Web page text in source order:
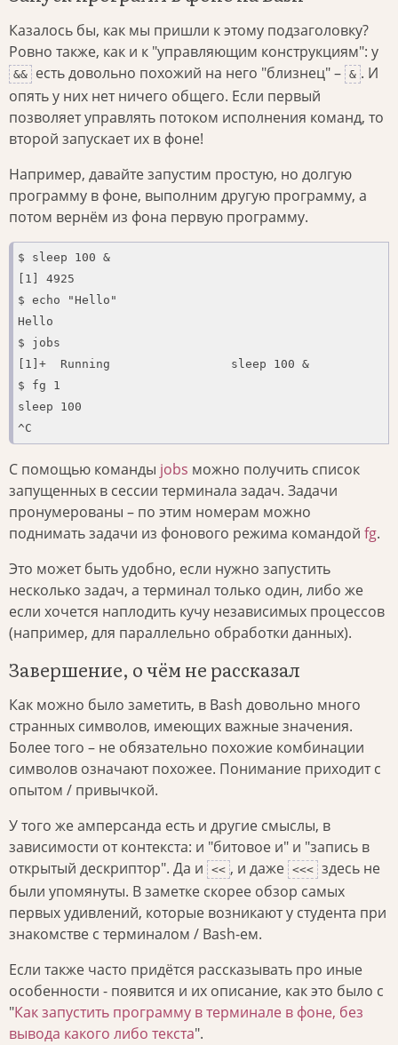
Казалось бы, как мы пришли к этому подзаголовку?
Ровно также, как и к "управляющим конструкциям": у
&& есть довольно похожий на него "близнец" – & . И
опять у них нет ничего общего. Если первый
позволяет управлять потоком исполнения команд, то
второй запускает их в фоне!
Например, давайте запустим простую, но долгую
программу в фоне, выполним другую программу, а
потом вернём из фона первую программу.
$ sleep 100 &
[1] 4925
$ echo "Hello"
Hello
$ jobs
[1]+  Running                 sleep 100 &
$ fg 1
sleep 100
^C
С помощью команды jobs можно получить список
запущенных в сессии терминала задач. Задачи
пронумерованы – по этим номерам можно
поднимать задачи из фонового режима командой fg.
Это может быть удобно, если нужно запустить
несколько задач, а терминал только один, либо же
если хочется наплодить кучу независимых процессов
(например, для параллельно обработки данных).
Завершение, о чём не рассказал
Как можно было заметить, в Bash довольно много
странных символов, имеющих важные значения.
Более того – не обязательно похожие комбинации
символов означают похожее. Понимание приходит с
опытом / привычкой.
У того же амперсанда есть и другие смыслы, в
зависимости от контекста: и "битовое и" и "запись в
открытый дескриптор". Да и
<< , и даже <<< здесь не
были упомянуты. В заметке скорее обзор самых
первых удивлений, которые возникают у студента при
знакомстве с терминалом / Bash-ем.
Если также часто придётся рассказывать про иные
особенности - появится и их описание, как это было с
"Как запустить программу в терминале в фоне, без
вывода какого либо текста".